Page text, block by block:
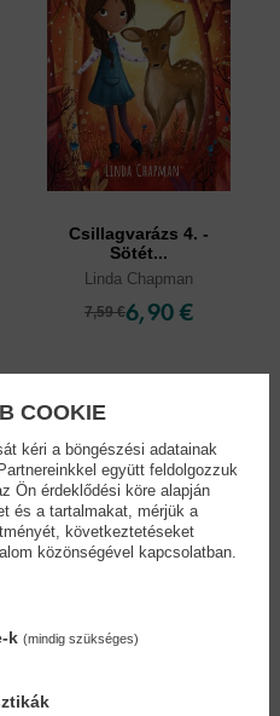
Csillagvarázs 4. -
Sötét...
Linda Chapman
7,59 €6,90 €
COOKIE
kéri a böngészési adatainak
együtt feldolgozzuk
Ön érdeklődési köre alapján
és a tartalmakat, mérjük a
következtetéseket
közönségével kapcsolatban.
k (mindig szükséges)